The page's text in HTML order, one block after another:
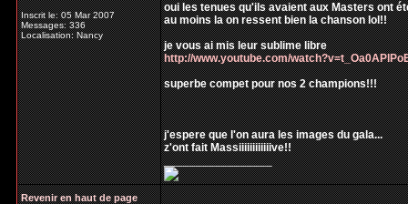
Inscrit le: 05 Mar 2007
Messages: 336
Localisation: Nancy
oui les tenues qu'ils avaient aux Masters ont
au moins la on ressent bien la chanson lol!!
je vous ai mis leur sublime libre
http://www.youtube.com/
superbe compet pour nos 2 champions!!!
j'espere que l'on aura les images du gala...
z'ont fait Massiiiiiiiiiiiive!!
_________________
Revenir en haut de page